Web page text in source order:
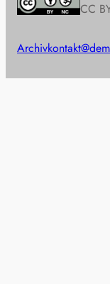
CC
Archiv